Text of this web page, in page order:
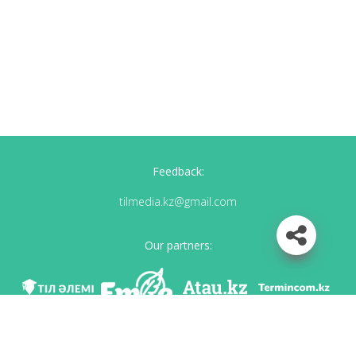
Feedback:
tilmedia.kz@gmail.com
Our partners: